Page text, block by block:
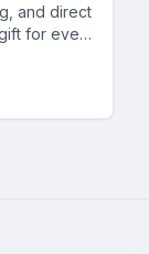
and direct
for every